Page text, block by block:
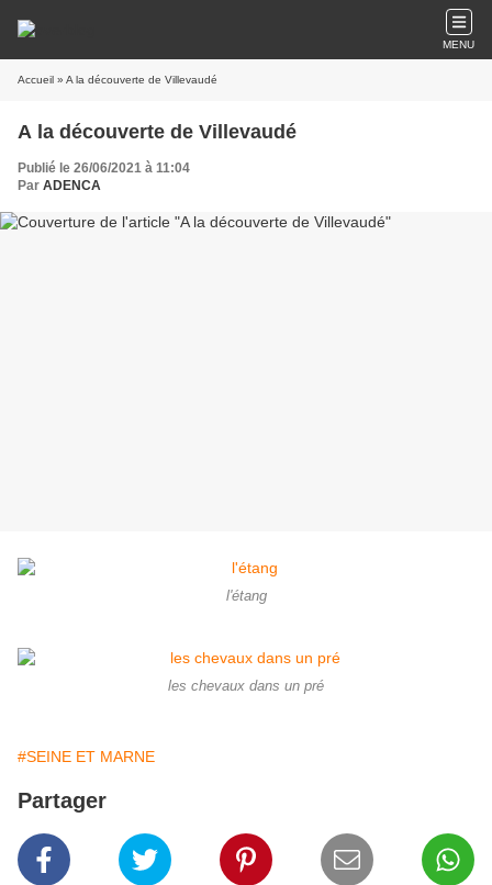
MENU
Accueil » A la découverte de Villevaudé
A la découverte de Villevaudé
Publié le 26/06/2021 à 11:04
Par ADENCA
l'étang
les chevaux dans un pré
#SEINE ET MARNE
Partager